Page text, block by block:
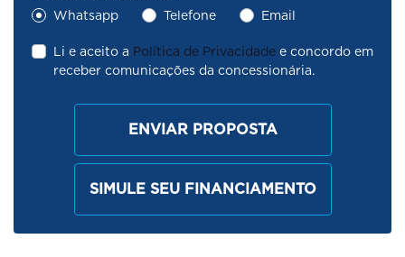
Whatsapp
Telefone Email
Li e aceito a Política de Privacidade e concordo em
receber comunicações da concessionária.
ENVIAR PROPOSTA
SIMULE SEU FINANCIAMENTO